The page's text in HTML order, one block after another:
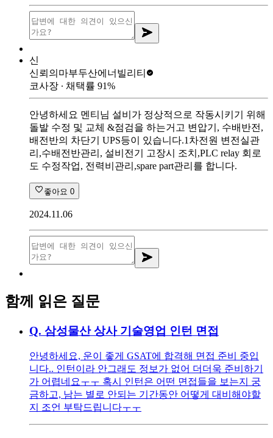
신
신뢰의마부두산에너빌리티
코사장 ∙ 채택률 91%
안녕하세요 멘티님 설비가 정상적으로 작동시키기 위해
돌발 수정 및 교체 &점검을 하는거고 변압기, 수배반전,
배전반의 차단기 UPS등이 있습니다.1차전원 변전실관
리,수배전반관리, 설비전기 고장시 조치,PLC relay 회로
도 수정작업, 전력비관리,spare part관리를 합니다.
좋아요 0
2024.11.06
함께 읽은 질문
Q. 삼성물산 상사 기술영업 인턴 면접
안녕하세요, 운이 좋게 GSAT에 합격해 면접 준비 중입
니다.. 인턴이라 안그래도 정보가 없어 더더욱 준비하기
가 어렵네요ㅜㅜ 혹시 인턴은 어떤 면접들을 보는지 궁
금하고, 남는 별로 안되는 기간동안 어떻게 대비해야할
지 조언 부탁드립니다ㅜㅜ